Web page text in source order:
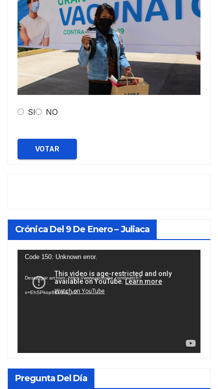
SI NO
VOTAR
Crónica Del 9 De Enero – Juliaca
Reproductor
vídeo
Code 150: Unknown error.
Descargar archivo: https://www.youtube.com/watch?
v=EhSPkop8KPY&_=2
Pregunta Del Día